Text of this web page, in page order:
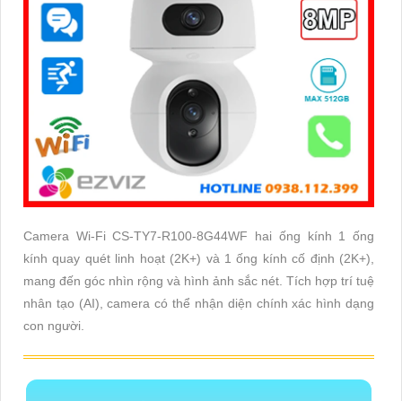
Camera Wi-Fi CS-TY7-R100-8G44WF hai ống kính 1 ống
kính quay quét linh hoạt (2K+) và 1 ống kính cố định (2K+),
mang đến góc nhìn rộng và hình ảnh sắc nét. Tích hợp trí tuệ
nhân tạo (AI), camera có thể nhận diện chính xác hình dạng
con người.